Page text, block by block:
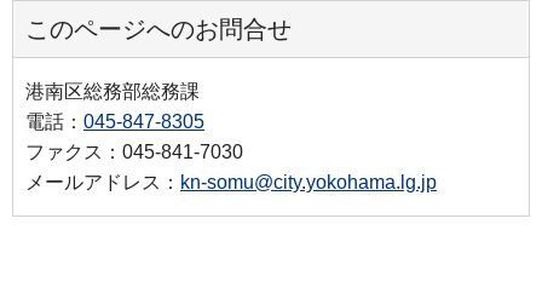
このページへのお問合せ
港南区総務部総務課
電話： 045-847-8305
ファクス：045-841-7030
メールアドレス： kn-somu@city.yokohama.lg.jp